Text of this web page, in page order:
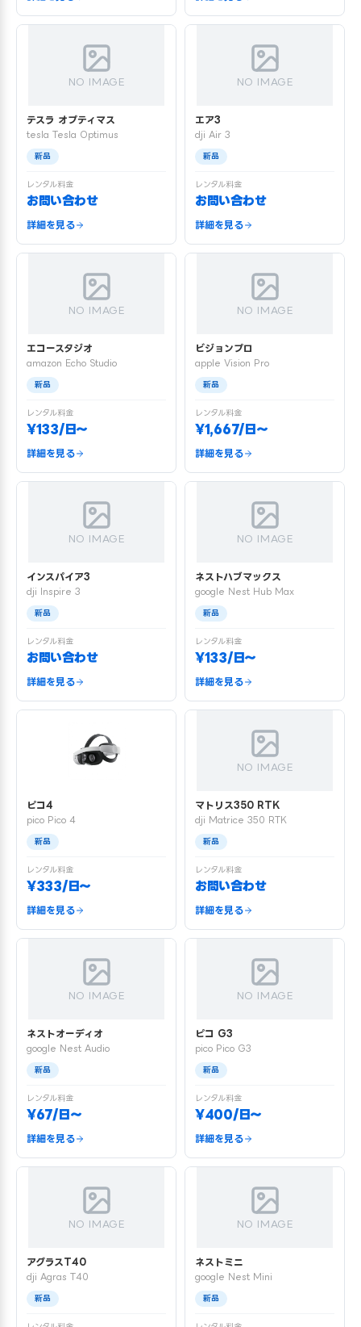
NO IMAGE
テスラ オプティマス
tesla Tesla Optimus
新品
レンタル料金
お問い合わせ
詳細を見る
NO IMAGE
エア3
dji Air 3
新品
レンタル料金
お問い合わせ
詳細を見る
NO IMAGE
エコースタジオ
amazon Echo Studio
新品
レンタル料金
¥133/日〜
詳細を見る
NO IMAGE
ビジョンプロ
apple Vision Pro
新品
レンタル料金
¥1,667/日〜
詳細を見る
NO IMAGE
インスパイア3
dji Inspire 3
新品
レンタル料金
お問い合わせ
詳細を見る
NO IMAGE
ネストハブマックス
google Nest Hub Max
新品
レンタル料金
¥133/日〜
詳細を見る
ピコ4
pico Pico 4
新品
レンタル料金
¥333/日〜
詳細を見る
NO IMAGE
マトリス350 RTK
dji Matrice 350 RTK
新品
レンタル料金
お問い合わせ
詳細を見る
NO IMAGE
ネストオーディオ
google Nest Audio
新品
レンタル料金
¥67/日〜
詳細を見る
NO IMAGE
ピコ G3
pico Pico G3
新品
レンタル料金
¥400/日〜
詳細を見る
NO IMAGE
アグラスT40
dji Agras T40
新品
NO IMAGE
ネストミニ
google Nest Mini
新品